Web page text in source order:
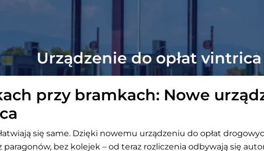
Urządzenie do opłat vintrica
przy bramkach: Nowe
się same. Dzięki nowemu urządzeniu do opłat
bez kolejek – od teraz rozliczenia odbywają się